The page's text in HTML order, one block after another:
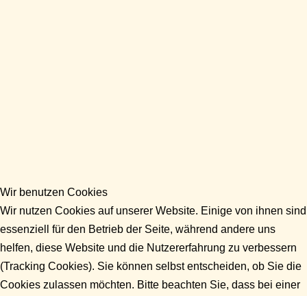
Wir benutzen Cookies
Wir nutzen Cookies auf unserer Website. Einige von ihnen sind
essenziell für den Betrieb der Seite, während andere uns
helfen, diese Website und die Nutzererfahrung zu verbessern
(Tracking Cookies). Sie können selbst entscheiden, ob Sie die
Cookies zulassen möchten. Bitte beachten Sie, dass bei einer